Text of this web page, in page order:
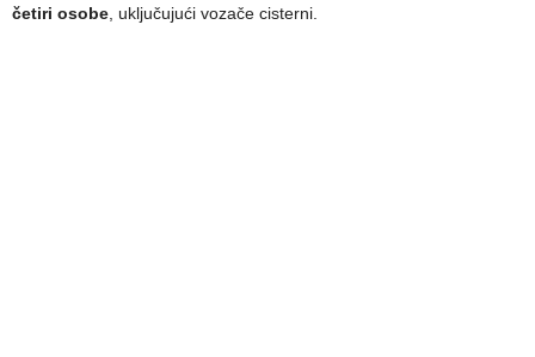
četiri osobe , uključujući vozače cisterni.